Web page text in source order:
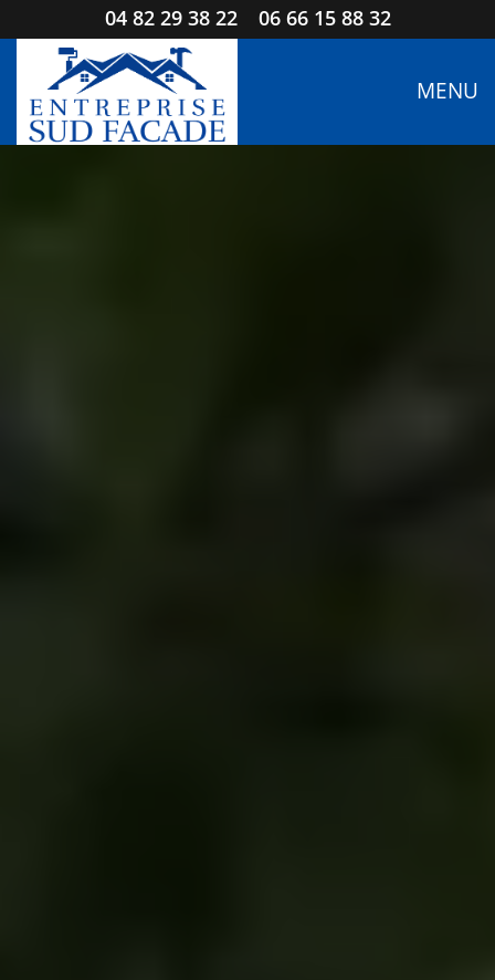
04 82 29 38 22 06 66 15 88 32
MENU